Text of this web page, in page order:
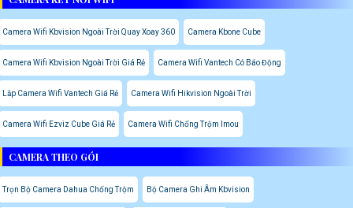
Camera Wifi Kbvision Ngoài Trời Quay Xoay 360 Camera Kbone Cube
Camera Wifi Kbvision Ngoài Trời Giá Rẻ Camera Wifi Vantech Có Báo Động
Lắp Camera Wifi Vantech Giá Rẻ Camera Wifi Hikvision Ngoài Trời
Camera Wifi Ezviz Cube Giá Rẻ Camera Wifi Chống Trộm Imou
CAMERA THEO GÓI
Trọn Bộ Camera Dahua Chống Trộm Bộ Camera Ghi Âm Kbvision